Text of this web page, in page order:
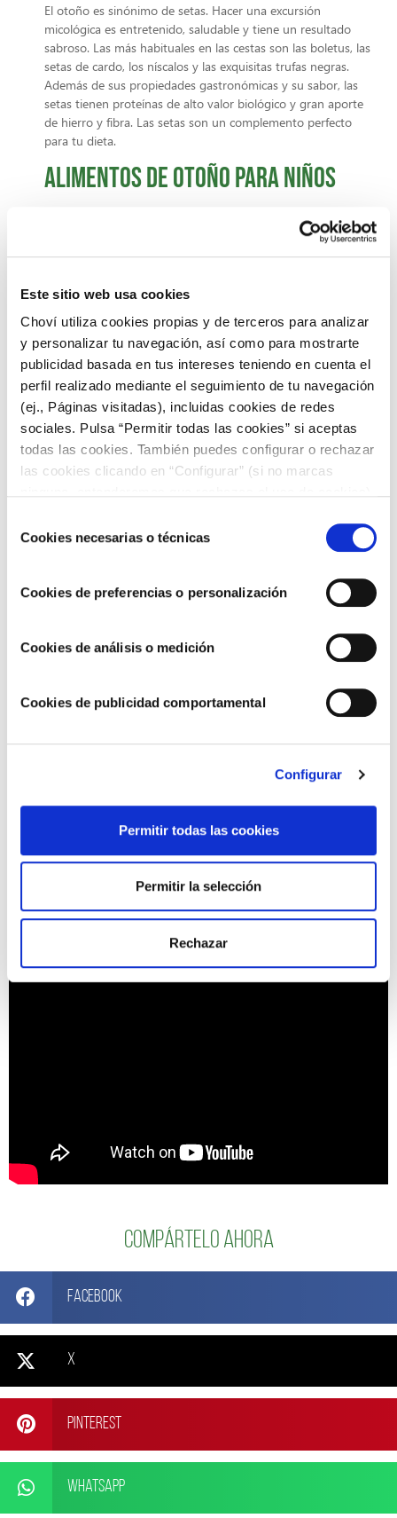
Este sitio web usa cookies
Choví utiliza cookies propias y de terceros para analizar
y personalizar tu navegación, así como para mostrarte
publicidad basada en tus intereses teniendo en cuenta el
perfil realizado mediante el seguimiento de tu navegación
(ej., Páginas visitadas), incluidas cookies de redes
sociales. Pulsa “Permitir todas las cookies” si aceptas
todas las cookies. También puedes configurar o rechazar
las cookies clicando en “Configurar” (si no marcas
COOKIES.
deCookies necesarias o técnicas
Cookies de preferencias o personalización
Cookies de análisis o medición
Cookies de publicidad comportamental
Configurar
Permitir todas las cookies
Permitir la selección
Rechazar
El otoño es sinónimo de setas. Hacer una excursión
micológica es entretenido, saludable y tiene un resultado
sabroso. Las más habituales en las cestas son las boletus, las
setas de cardo, los níscalos y las exquisitas trufas negras.
Además de sus propiedades gastronómicas y su sabor, las
setas tienen proteínas de alto valor biológico y gran aporte
de hierro y fibra. Las setas son un complemento perfecto
para tu dieta.
Alimentos de otoño para niños
frutas y verduras, el
otoño viene marcado por la vuelta al cole y a la rutina. En
muchas ocasiones, la prisa vuelve a adueñarse de los
aguantar madrugones y jornadas escolares y extraescolares.
Por ese motivo es muy importante planificar correctamente
las comidas y escoger productos de calidad recogidos en su
época de maduraciónque aporten su máxima energía y
todas sus propiedades.
Las vitaminas que aportan loszumos hechos a partir de
cítricos, la polivalencia de lassetas , la energía delmembrillo
y los aportes nutricionales de vegetales habituales enguisos
como cebollas o zanahorias , son indispensables a la hora de
idear los platos que se cocinan para los más pequeños de la
alimentos otoñales
Descubre de5 recetas preparadas con alimentos de otoño
Humus con salsa de yogur
mejores alimentos de otoño con Choví
Prepara platos exquisitos y muy nutritivos para ti y para tu
Compártelo ahora
Facebook
X
Pinterest
WhatsApp